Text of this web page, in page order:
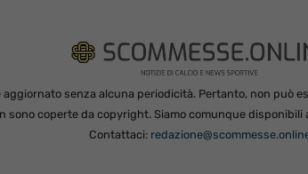
senza alcuna periodicità. Pertanto, non può
sono coperte da copyright. Siamo comunque
Contattaci: